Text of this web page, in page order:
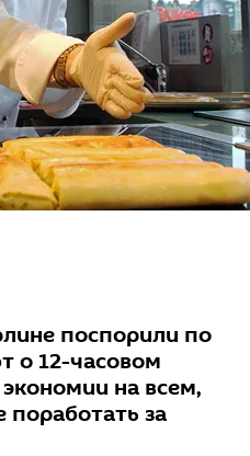
поспорили по
о 12-часовом
на всем,
за